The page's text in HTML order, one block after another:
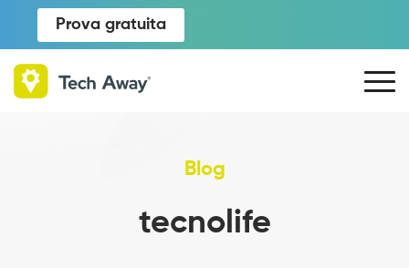
Prova gratuita
Blog
tecnolife